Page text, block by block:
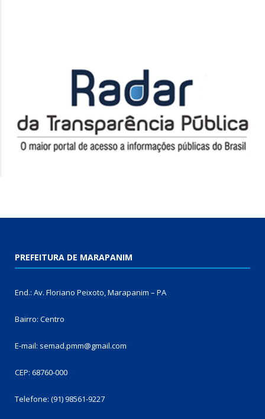
PREFEITURA DE MARAPANIM
End.: Av. Floriano Peixoto, Marapanim – PA
Bairro: Centro
E-mail: semad.pmm@gmail.com
CEP: 68760-000
Telefone: (91) 98561-9227